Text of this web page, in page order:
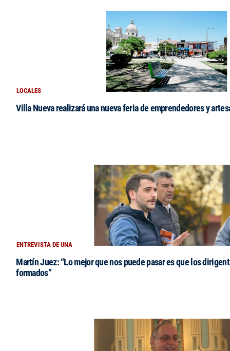
LOCALES
Villa Nueva realizará una nueva feria de emprendedores y
ENTREVISTA DE UNA
Martín Juez: “Lo mejor que nos puede pasar es que los
formados”